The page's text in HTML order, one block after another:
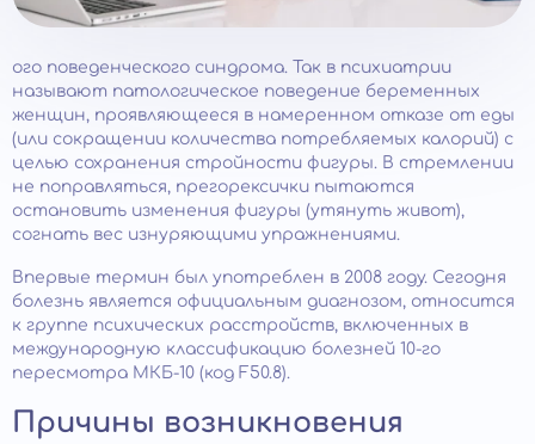
ого поведенческого синдрома. Так в психиатрии
называют патологическое поведение беременных
женщин, проявляющееся в намеренном отказе от еды
(или сокращении количества потребляемых калорий) с
целью сохранения стройности фигуры. В стремлении
не поправляться, прегорексички пытаются
остановить изменения фигуры (утянуть живот),
согнать вес изнуряющими упражнениями.
Впервые термин был употреблен в 2008 году. Сегодня
болезнь является официальным диагнозом, относится
к группе психических расстройств, включенных в
международную классификацию болезней 10-го
пересмотра МКБ-10 (код F50.8).
Причины возникновения